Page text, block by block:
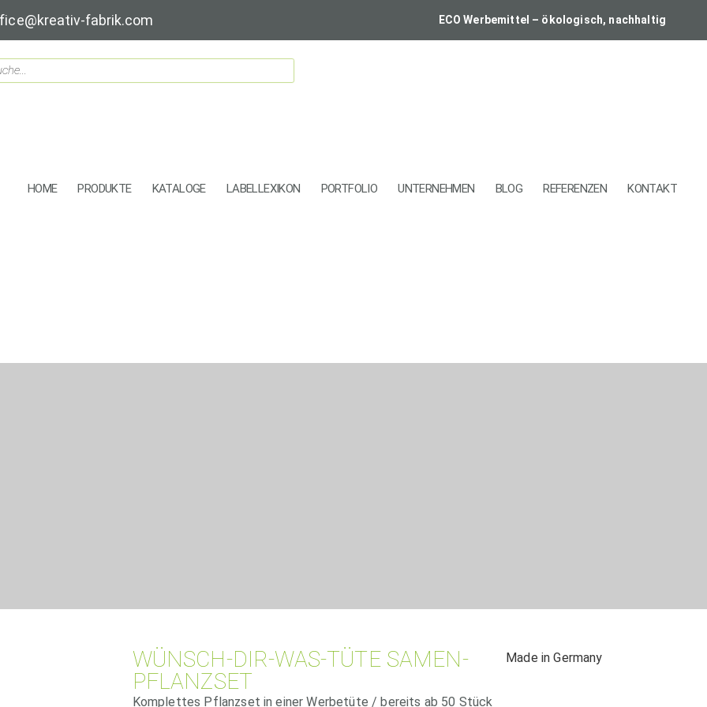
fabrik.com ECO Werbemittel – ökologisch, nachhaltig
HOME PRODUKTE KATALOGE LABELLEXIKON PORTFOLIO UNTERNEHMEN BLOG REFERENZEN KONTAKT
WÜNSCH-DIR-WAS-TÜTE SAMEN-
PFLANZSET
Komplettes Pflanzset in einer Werbetüte / bereits ab 50 Stück
Made in Germany